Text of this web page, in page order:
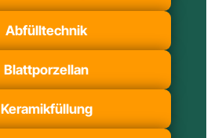
Abfülltechnik
Blattporzellan
Keramikfüllung